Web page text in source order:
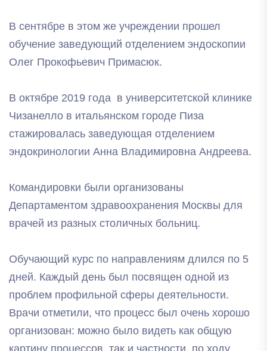
В сентябре в этом же учреждении прошел
обучение заведующий отделением эндоскопии
Олег Прокофьевич Примасюк.
В октябре 2019 года в университетской клинике
Чизанелло в итальянском городе Пиза
стажировалась заведующая отделением
эндокринологии Анна Владимировна Андреева.
Командировки были организованы
Департаментом здравоохранения Москвы для
врачей из разных столичных больниц.
Обучающий курс по направлениям длился по 5
дней. Каждый день был посвящен одной из
проблем профильной сферы деятельности.
Врачи отметили, что процесс был очень хорошо
организован: можно было видеть как общую